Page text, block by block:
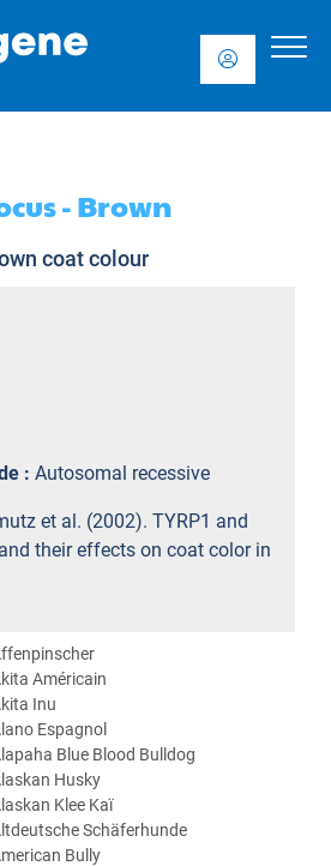
- Brown
coat colour
: Autosomal recessive
et al. (2002). TYRP1 and
their effects on coat color in
Américain
Inu
Espagnol
Blue Blood Bulldog
Husky
Klee Kaï
Schäferhunde
Bully